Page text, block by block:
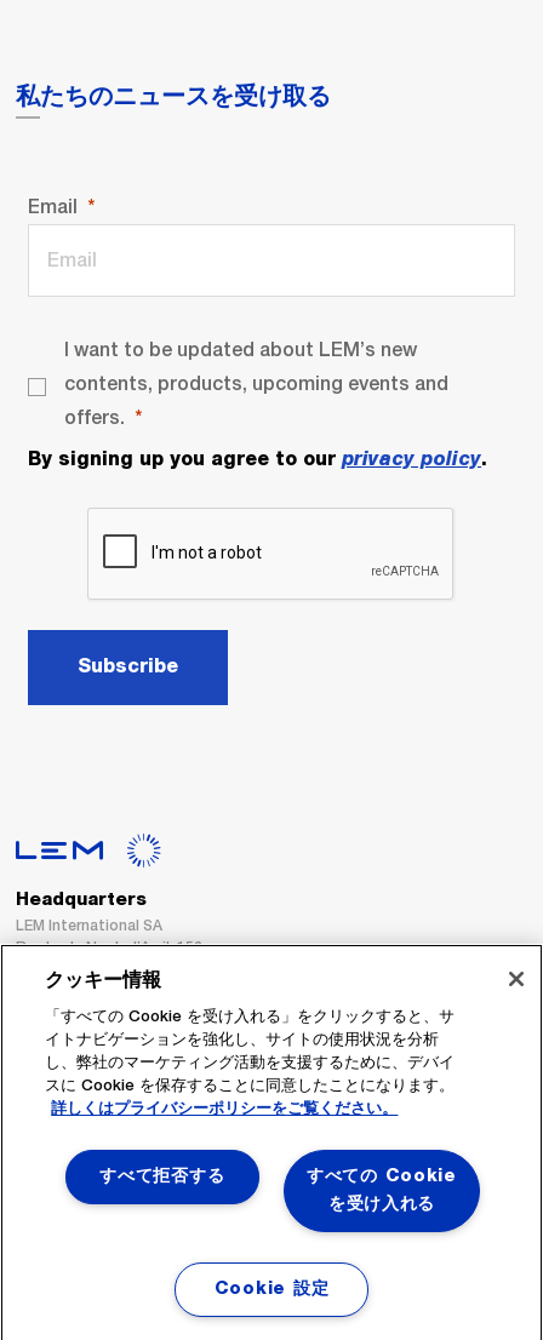
私たちのニュースを受け取る
Email
I want to be updated about LEM’s new
contents, products, upcoming events and
offers.
By signing up you agree to our privacy policy.
Subscribe
Headquarters
LEM International SA
Route du Nant-d’Avril, 152
1217 Meyrin
Switzerland
Tel. :
+41 22 706 11 11
Fax : +41 22 794 94 78
フォローする
クッキー情報
「すべての Cookie を受け入れる」をクリックすると、サ
イトナビゲーションを強化し、サイトの使用状況を分析
し、弊社のマーケティング活動を支援するために、デバイ
スに Cookie を保存することに同意したことになります。
詳しくはプライバシーポリシーをご覧ください。
すべての Cookie
を受け入れる
すべて拒否する
Cookie 設定